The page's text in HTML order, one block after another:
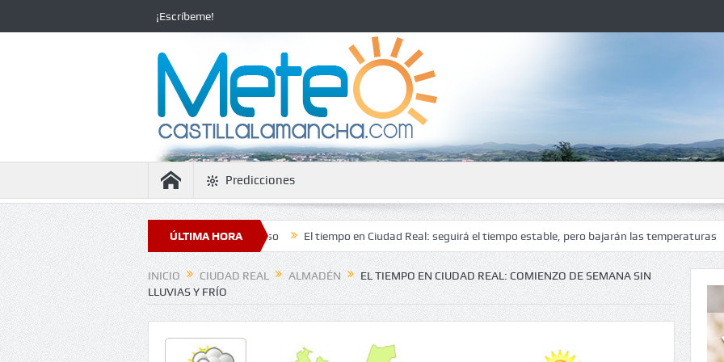
¡Escríbeme!
Predicciones
ÚLTIMA HORA
estabilidad con temperaturas en ascenso El tiempo en Ciudad Real: seguirá el tiempo estable, pero bajarán las temperaturas El
INICIO CIUDAD REAL ALMADÉN
EL TIEMPO EN CIUDAD REAL: COMIENZO DE SEMANA SIN
LLUVIAS Y FRÍO